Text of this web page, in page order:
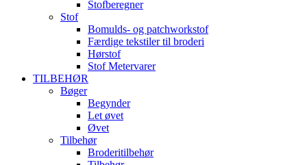
Stofberegner
Stof
Bomulds- og patchworkstof
Færdige tekstiler til broderi
Hørstof
Stof Metervarer
TILBEHØR
Bøger
Begynder
Let øvet
Øvet
Tilbehør
Broderitilbehør